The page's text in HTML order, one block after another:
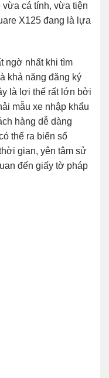
cá tính, vừa tiện
X125 đang là lựa
ngờ nhất khi tìm
khả năng đăng ký
là lợi thế rất lớn bởi
mẫu xe nhập khẩu
hàng dễ dàng
thể ra biển số
gian, yên tâm sử
đến giấy tờ pháp